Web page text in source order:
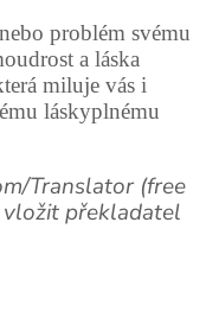
problém svému
a láska
miluje vás i
láskyplnému
Translator (free
překladatel